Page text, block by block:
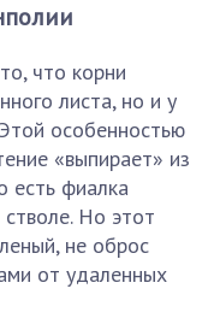
что корни
листа, но и у
Этой особенностью
«выпирает» из
есть фиалка
Но этот
не оброс
от удаленных